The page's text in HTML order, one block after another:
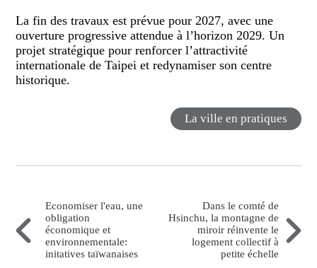
La fin des travaux est prévue pour 2027, avec une
ouverture progressive attendue à l’horizon 2029. Un
projet stratégique pour renforcer l’attractivité
internationale de Taipei et redynamiser son centre
historique.
La ville en pratiques
Economiser l'eau, une
obligation
économique et
environnementale:
initatives taïwanaises
Dans le comté de
Hsinchu, la montagne de
miroir réinvente le
logement collectif à
petite échelle